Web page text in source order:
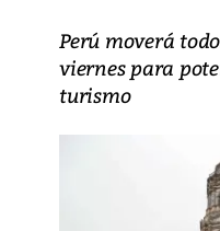
Perú moverá
viernes para
turismo